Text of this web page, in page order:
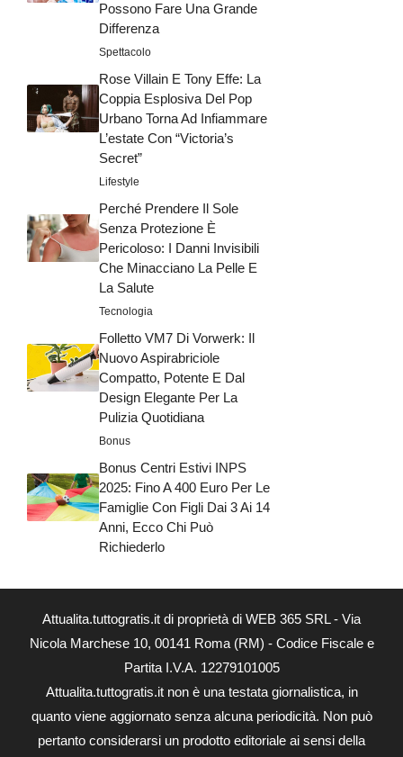
Possono Fare Una Grande
Differenza
Spettacolo
Rose Villain E Tony Effe: La
Coppia Esplosiva Del Pop
Urbano Torna Ad Infiammare
L’estate Con “Victoria’s
Secret”
Lifestyle
Perché Prendere Il Sole
Senza Protezione È
Pericoloso: I Danni Invisibili
Che Minacciano La Pelle E
La Salute
Tecnologia
Folletto VM7 Di Vorwerk: Il
Nuovo Aspirabriciole
Compatto, Potente E Dal
Design Elegante Per La
Pulizia Quotidiana
Bonus
Bonus Centri Estivi INPS
2025: Fino A 400 Euro Per Le
Famiglie Con Figli Dai 3 Ai 14
Anni, Ecco Chi Può
Richiederlo
Attualita.tuttogratis.it di proprietà di WEB 365 SRL - Via
Nicola Marchese 10, 00141 Roma (RM) - Codice Fiscale e
Partita I.V.A. 12279101005
Attualita.tuttogratis.it non è una testata giornalistica, in
quanto viene aggiornato senza alcuna periodicità. Non può
pertanto considerarsi un prodotto editoriale ai sensi della